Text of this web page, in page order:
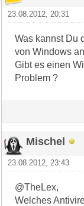
23.08.2012, 20:31
Was kannst Du
von Windows
Gibt es einen
Problem ?
Mischel
23.08.2012, 23:43
@TheLex,
Welches